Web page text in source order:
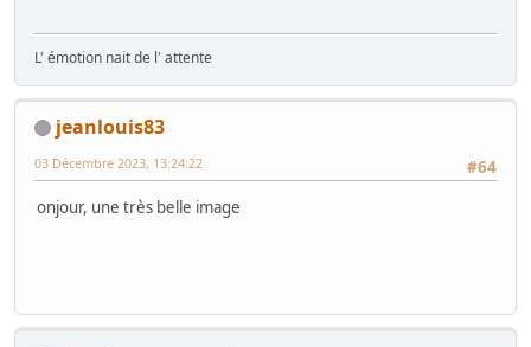
L' émotion nait de l' attente
jeanlouis83
#64
03 Décembre 2023, 13:24:22
onjour, une très belle image